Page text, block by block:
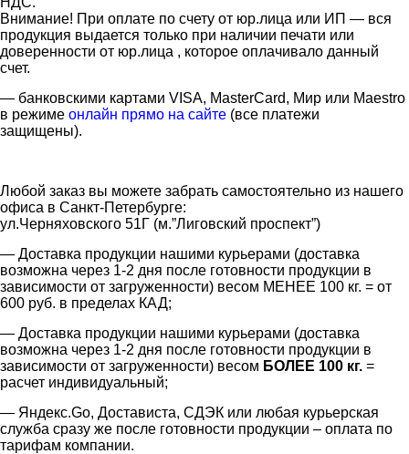
Внимание! При оплате по счету от юр.лица или ИП — вся
продукция выдается только при наличии печати или
доверенности от юр.лица , которое оплачивало данный
счет.
— банковскими картами VISA, MasterCard, Мир или Maestro
в режиме онлайн прямо на сайте (все платежи
защищены).
Любой заказ вы можете забрать самостоятельно из нашего
офиса в Санкт-Петербурге:
ул.Черняховского 51Г (м.”Лиговский проспект”)
— Доставка продукции нашими курьерами (доставка
возможна через 1-2 дня после готовности продукции в
зависимости от загруженности) весом МЕНЕЕ 100 кг. = от
600 руб. в пределах КАД;
— Доставка продукции нашими курьерами (доставка
возможна через 1-2 дня после готовности продукции в
зависимости от загруженности) весом БОЛЕЕ 100 кг. =
расчет индивидуальный;
— Яндекс.Go, Достависта, СДЭК или любая курьерская
служба сразу же после готовности продукции – оплата по
тарифам компании.